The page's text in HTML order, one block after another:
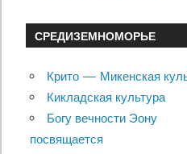
СРЕДИЗЕМНОМОРЬЕ
Крито — Микенская
Кикладская культура
Богу вечности Эону
посвящается